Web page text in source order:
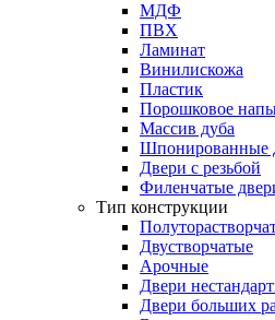
МДФ
ПВХ
Ламинат
Винилискожа
Пластик
Порошковое
Массив дуба
Шпонированные
Двери с резьбой
Филенчатые
Тип конструкции
Двустворчатые
Арочные
Двери
Двери больших